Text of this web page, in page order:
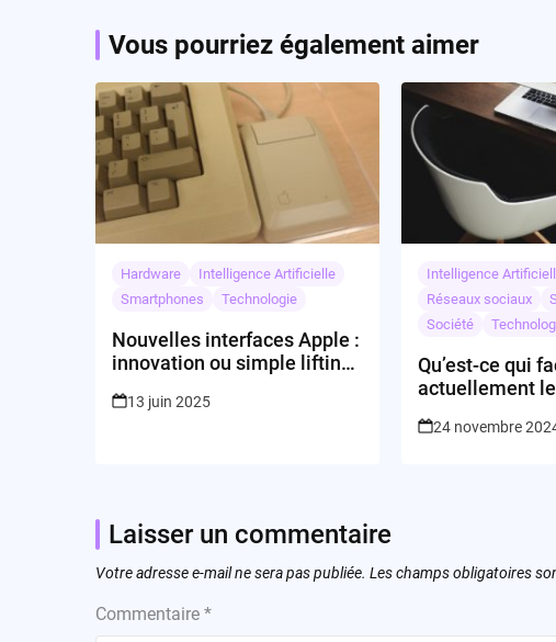
Vous pourriez également aimer
Hardware
Intelligence Artificielle
Smartphones
Technologie
Nouvelles interfaces Apple :
innovation ou simple lifting
13 juin 2025
Intelligence
Réseaux sociaux
Société
Qu’est-ce qui
actuellement
24 novembre
Laisser un commentaire
Votre adresse e-mail ne sera pas publiée. Les champs obligatoires
Commentaire *